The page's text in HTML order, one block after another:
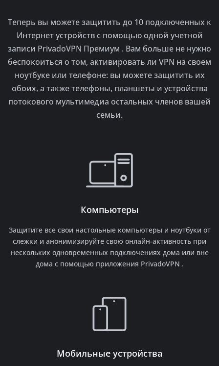
Теперь вы можете защитить до 10 подключенных к
Интернет устройств с помощью одной учетной
записи PrivadoVPN Премиум . Вам больше не нужно
беспокоиться о том, активировать ли VPN на своем
ноутбуке или телефоне: вы можете защитить их
обоих, а также телефоны, планшеты и устройства
потокового мультимедиа остальных членов вашей
семьи.
Компьютеры
Защитите все свои настольные компьютеры и ноутбуки от
слежки и анонимизируйте свою онлайн-активность при
нескольких одновременных подключениях дома или вне
дома с помощью приложения PrivadoVPN .
Мобильные устройства